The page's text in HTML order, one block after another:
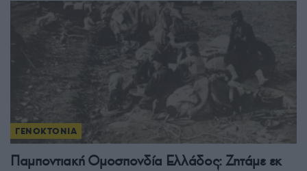
ΓΕΝΟΚΤΟΝΙΑ
Παμποντιακή Ομοσπονδία Ελλάδος: Ζητάμε εκ